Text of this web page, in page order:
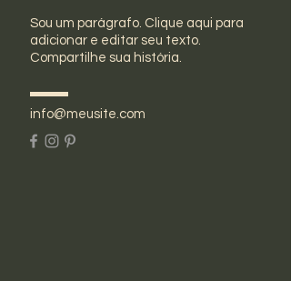
Sou um parágrafo. Clique aqui para
adicionar e editar seu texto.
Compartilhe sua história.
info@meusite.com